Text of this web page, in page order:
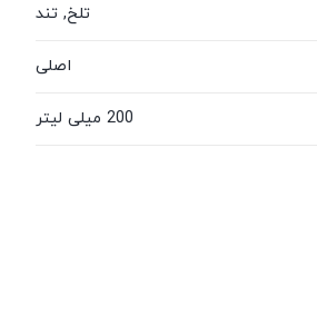
تلخ, تند
اصلی
200 میلی لیتر